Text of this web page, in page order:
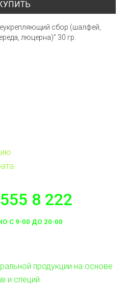
сбор (шалфей,
люцерна)" 30 гр.
8 222
С 9-00 ДО 20-00
продукции на основе
и специй